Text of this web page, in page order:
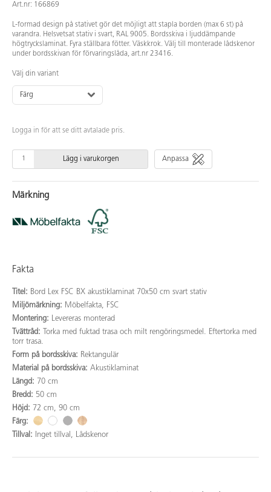
Art.nr: 166869
L-formad design på stativet gör det möjligt att stapla borden (max 6 st) på
varandra. Helsvetsat stativ i svart, RAL 9005. Bordsskiva i ljuddämpande
högtryckslaminat. Fyra ställbara fötter. Väskkrok. Välj till monterade lådskenor
under bordsskivan för förvaringslåda, art.nr 23416.
Välj din variant
Färg
Logga in för att se ditt avtalade pris.
Lägg i varukorgen Anpassa
Märkning
Fakta
Titel: Bord Lex FSC BX akustiklaminat 70x50 cm svart stativ
Miljömärkning: Möbelfakta, FSC
Montering: Levereras monterad
Tvättråd:
Torka med fuktad trasa och milt rengöringsmedel. Eftertorka med
torr trasa.
Form på bordsskiva: Rektangulär
Material på bordsskiva: Akustiklaminat
Längd: 70 cm
Bredd: 50 cm
Höjd: 72 cm, 90 cm
Färg:
Tillval:
Inget tillval, Lådskenor